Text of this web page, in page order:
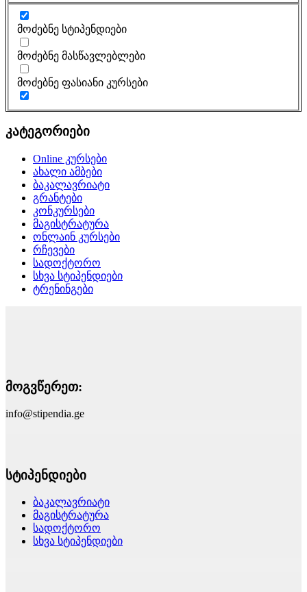
მოძებნე სტიპენდიები
მოძებნე მასწავლებლები
მოძებნე ფასიანი კურსები
კატეგორიები
Online კურსები
ახალი ამბები
ბაკალავრიატი
გრანტები
კონკურსები
მაგისტრატურა
ონლაინ კურსები
რჩევები
სადოქტორო
სხვა სტიპენდიები
ტრენინგები
მოგვწერეთ:
info@stipendia.ge
სტიპენდიები
ბაკალავრიატი
მაგისტრატურა
სადოქტორო
სხვა სტიპენდიები